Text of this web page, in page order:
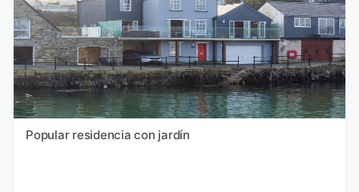
Popular residencia con jardín